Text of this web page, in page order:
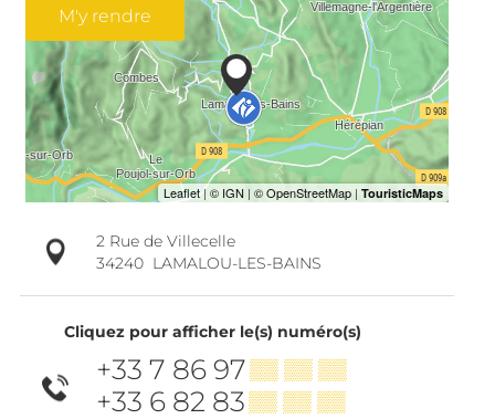
M'y rendre
2 Rue de Villecelle
34240 LAMALOU-LES-BAINS
Cliquez pour afficher le(s) numéro(s)
+33 7 86 97▒▒ ▒▒ ▒▒
+33 6 82 83▒▒ ▒▒ ▒▒